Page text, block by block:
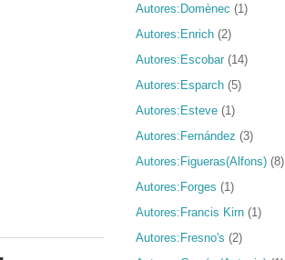
Autores:Domènec (1)
Autores:Enrich (2)
Autores:Escobar (14)
Autores:Esparch (5)
Autores:Esteve (1)
Autores:Fernández (3)
Autores:Figueras(Alfons) (8)
Autores:Forges (1)
Autores:Francis Kirn (1)
Autores:Fresno's (2)